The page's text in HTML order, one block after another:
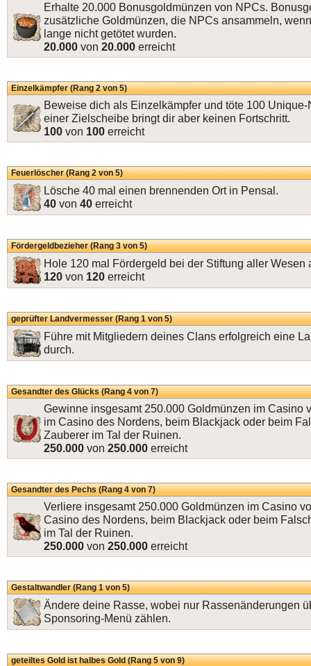
Erhalte 20.000 Bonusgoldmünzen von NPCs.
zusätzliche Goldmünzen, die NPCs ansammeln,
lange nicht getötet wurden.
20.000 von 20.000 erreicht
Einzelkämpfer (Rang 2 von 5)
Beweise dich als Einzelkämpfer und töte 100
einer Zielscheibe bringt dir aber keinen Fortschritt.
100 von 100 erreicht
Feuerlöscher (Rang 2 von 5)
Lösche 40 mal einen brennenden Ort in Pensal.
40 von 40 erreicht
Fördergeldbezieher (Rang 3 von 5)
Hole 120 mal Fördergeld bei der Stiftung aller Wesen
120 von 120 erreicht
geprüfter Landvermesser (Rang 1 von 5)
Führe mit Mitgliedern deines Clans erfolgreich eine
durch.
Gesandter des Glücks (Rang 4 von 7)
Gewinne insgesamt 250.000 Goldmünzen im Casino
im Casino des Nordens, beim Blackjack oder beim
Zauberer im Tal der Ruinen.
250.000 von 250.000 erreicht
Gesandter des Pechs (Rang 4 von 7)
Verliere insgesamt 250.000 Goldmünzen im Casino
Casino des Nordens, beim Blackjack oder beim
im Tal der Ruinen.
250.000 von 250.000 erreicht
Gestaltwandler (Rang 1 von 5)
Ändere deine Rasse, wobei nur Rassenänderungen
Sponsoring-Menü zählen.
geteiltes Gold ist halbes Gold (Rang 5 von 9)